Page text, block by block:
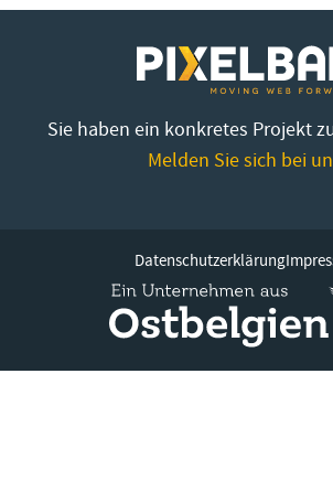
Sie haben ein konkretes Projekt
Melden Sie sich bei
Datenschutzerklärung